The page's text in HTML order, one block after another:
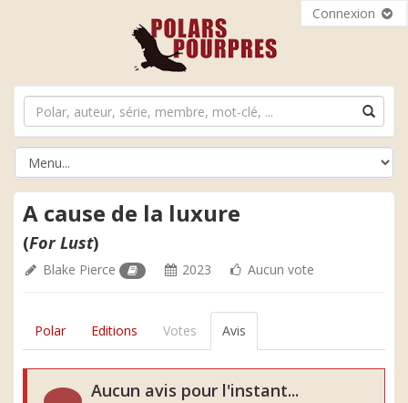
Connexion
A cause de la luxure
(For Lust)
Blake Pierce 2023 Aucun vote
Polar Editions Votes Avis
Aucun avis pour l'instant...